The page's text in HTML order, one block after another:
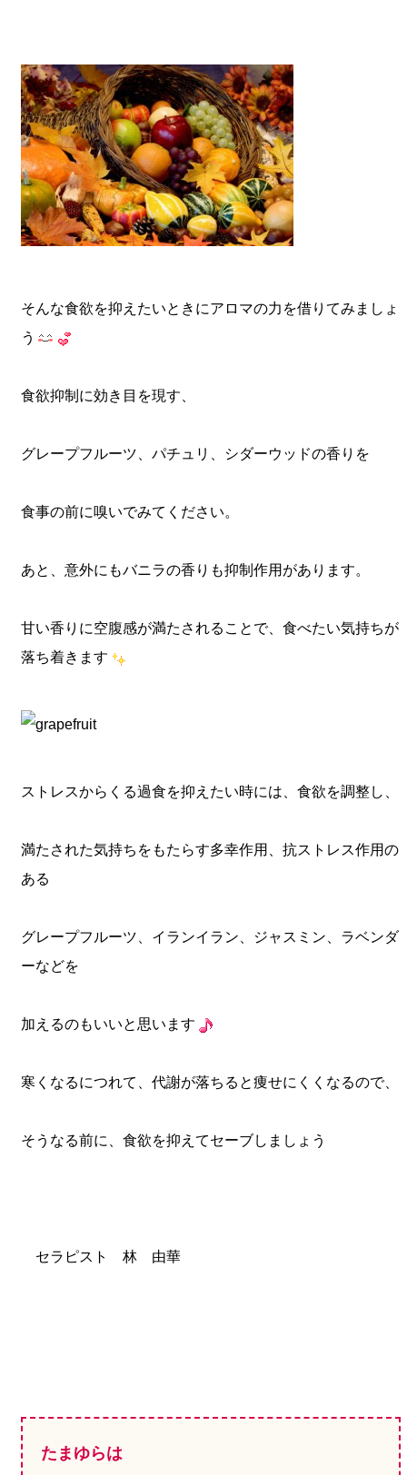
そんな食欲を抑えたいときにアロマの力を借りてみましょ
う
食欲抑制に効き目を現す、
グレープフルーツ、パチュリ、シダーウッドの香りを
食事の前に嗅いでみてください。
あと、意外にもバニラの香りも抑制作用があります。
甘い香りに空腹感が満たされることで、食べたい気持ちが
落ち着きます
ストレスからくる過食を抑えたい時には、食欲を調整し、
満たされた気持ちをもたらす多幸作用、抗ストレス作用の
ある
グレープフルーツ、イランイラン、ジャスミン、ラベンダ
ーなどを
加えるのもいいと思います
寒くなるにつれて、代謝が落ちると痩せにくくなるので、
そうなる前に、食欲を抑えてセーブしましょう
セラピスト 林 由華
たまゆらは